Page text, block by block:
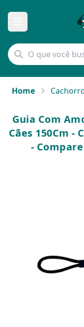
Home
Guia Com
Cães 150Cm -
-